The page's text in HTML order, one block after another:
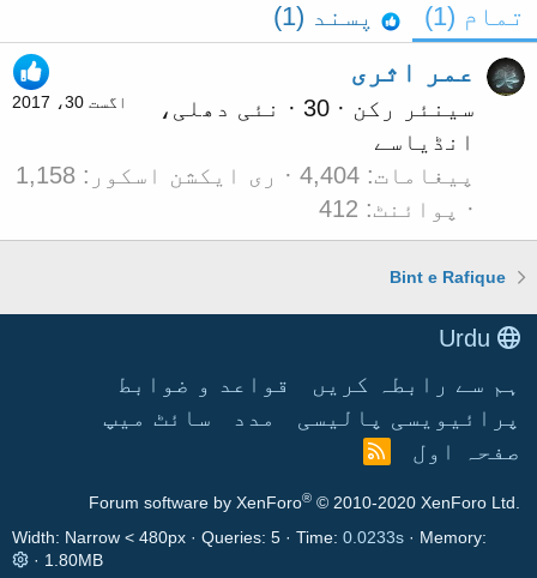
تمام (1) پسند (1)
اگست 30، 2017
عمر اثری
سینئر رکن ·
· نئی دھلی،
انڈیا سے
پیغامات 4,404 ری ایکشن اسکور
1,158
پوائنٹ
412
Bint e Rafique
ہم سے رابطہ کریں
قواعد و ضوابط
پرائیویسی پالیسی
مدد
سائٹ میپ
صفحہ اول
آ
ا
ی
Forum software by XenForo® © 2010-2020 XenForo Ltd.
Width
Queries 5 Time 0.0233s
Memory
1.80MB